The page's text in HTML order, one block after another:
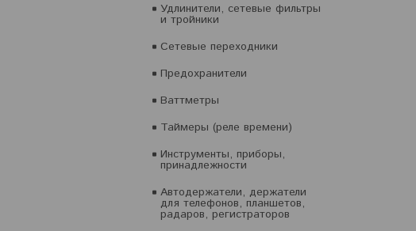
Удлинители, сетевые фильтры
и тройники
Сетевые переходники
Предохранители
Ваттметры
Таймеры (реле времени)
Инструменты, приборы,
принадлежности
Автодержатели, держатели
для телефонов, планшетов,
радаров, регистраторов